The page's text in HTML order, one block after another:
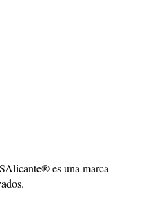
es una marca